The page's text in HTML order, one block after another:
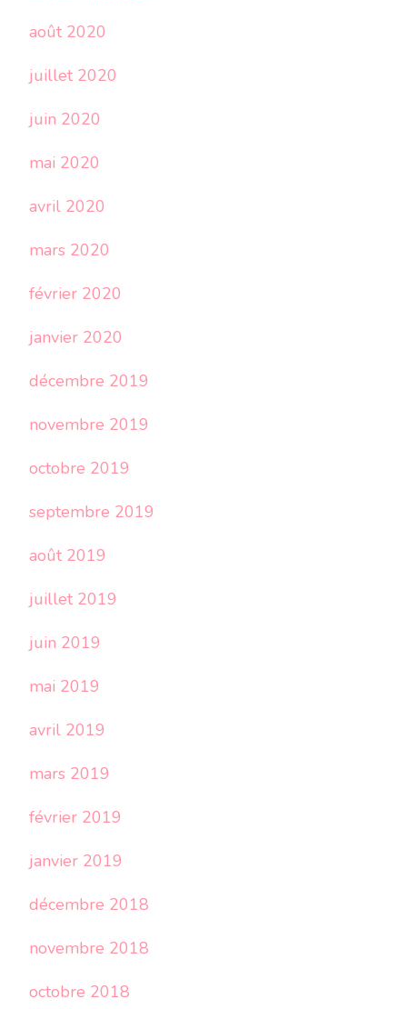
août 2020
juillet 2020
juin 2020
mai 2020
avril 2020
mars 2020
février 2020
janvier 2020
décembre 2019
novembre 2019
octobre 2019
septembre 2019
août 2019
juillet 2019
juin 2019
mai 2019
avril 2019
mars 2019
février 2019
janvier 2019
décembre 2018
novembre 2018
octobre 2018